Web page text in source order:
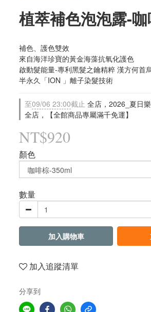
植萃補色泡泡露-
補色、護色雙效
來自海洋珍寶的黃金海藻抗氧化護色
啟動髮能量-專利黑髮之鑰精粹 漢方何首
半永久「ION 」離子染髮技術
至09/06 23:00截止 全店，2026_夏日
全店，【全館商品專屬滿千免運】
NT$920
顏色
數量
加入購物車
加入追蹤清單
分享到